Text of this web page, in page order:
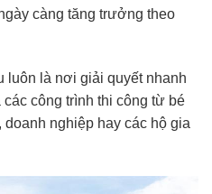
càng tăng trưởng theo
luôn là nơi giải quyết nhanh
công trình thi công từ bé
nghiệp hay các hộ gia